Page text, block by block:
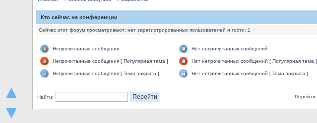
▲
▼
Кто сейчас на конференции
Сейчас этот форум просматривают: нет зарегистрированных пользователей и гости: 1
Непрочитанные сообщения Нет непрочитанных сообщений
Непрочитанные сообщения [ Популярная тема ] Нет непрочитанных сообщений [ Популярная тема ]
Непрочитанные сообщения [ Тема закрыта ] Нет непрочитанных сообщений [ Тема закрыта ]
Найти: Перейти: